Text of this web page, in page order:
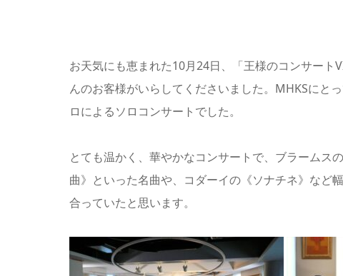
お天気にも恵まれた10月24日、「王様のコンサー
んのお客様がいらしてくださいました。MHKSにと
ロによるソロコンサートでした。
とても温かく、華やかなコンサートで、ブラームス
曲》といった名曲や、コダーイの《ソナチネ》など
合っていたと思います。